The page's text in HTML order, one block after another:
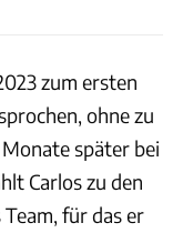
zum ersten
ohne zu
später bei
Carlos zu den
für das er